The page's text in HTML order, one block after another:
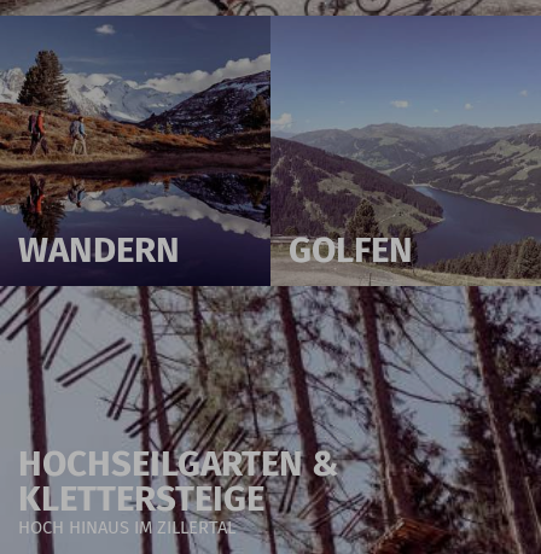
WANDERN GOLFEN
HOCHSEILGARTEN &
KLETTERSTEIGE
HOCH HINAUS IM ZILLERTAL